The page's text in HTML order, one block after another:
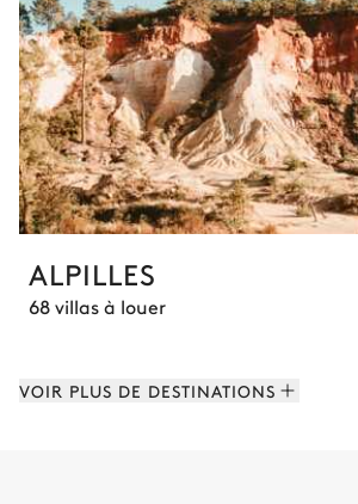
ALPILLES
68 villas à louer
VOIR PLUS DE DESTINATIONS